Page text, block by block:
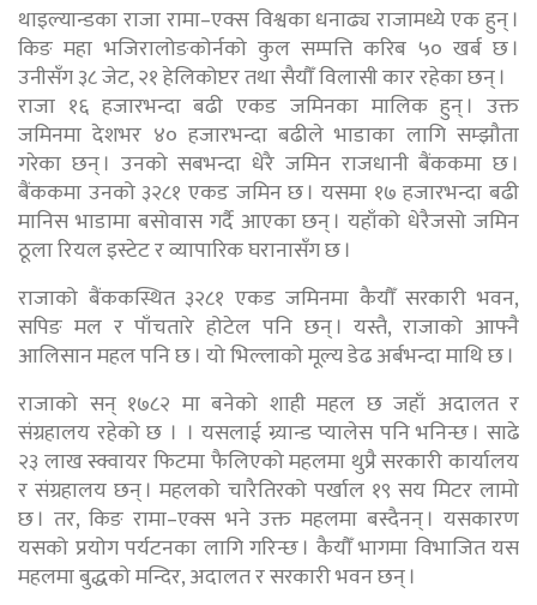
थाइल्यान्डका राजा रामा–एक्स विश्वका धनाढ्य राजामध्ये एक हुन् ।
किङ महा भजिरालोङकोर्नको कुल सम्पत्ति करिब ५० खर्ब छ ।
उनीसँग ३८ जेट, २१ हेलिकोप्टर तथा सैयौँ विलासी कार रहेका छन् ।
राजा १६ हजारभन्दा बढी एकड जमिनका मालिक हुन् । उक्त
जमिनमा देशभर ४० हजारभन्दा बढीले भाडाका लागि सम्झौता
गरेका छन् । उनको सबभन्दा धेरै जमिन राजधानी बैंककमा छ ।
बैंककमा उनको ३२८१ एकड जमिन छ । यसमा १७ हजारभन्दा बढी
मानिस भाडामा बसोवास गर्दै आएका छन् । यहाँको धेरैजसो जमिन
ठूला रियल इस्टेट र व्यापारिक घरानासँग छ ।
राजाको बैंककस्थित ३२८१ एकड जमिनमा कैयौँ सरकारी भवन,
सपिङ मल र पाँचतारे होटेल पनि छन् । यस्तै, राजाको आफ्नै
आलिसान महल पनि छ । यो भिल्लाको मूल्य डेढ अर्बभन्दा माथि छ ।
राजाको सन् १७८२ मा बनेको शाही महल छ जहाँ अदालत र
संग्रहालय रहेको छ । । यसलाई ग्र्यान्ड प्यालेस पनि भनिन्छ । साढे
२३ लाख स्क्वायर फिटमा फैलिएको महलमा थुप्रै सरकारी कार्यालय
र संग्रहालय छन् । महलको चारैतिरको पर्खाल १९ सय मिटर लामो
छ । तर, किङ रामा–एक्स भने उक्त महलमा बस्दैनन् । यसकारण
यसको प्रयोग पर्यटनका लागि गरिन्छ । कैयौँ भागमा विभाजित यस
महलमा बुद्धको मन्दिर, अदालत र सरकारी भवन छन् ।